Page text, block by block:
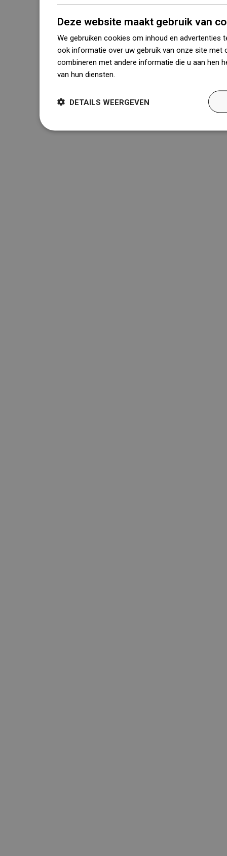
Deze website maakt gebruik van
We gebruiken cookies om inhoud en advertenties
ook informatie over uw gebruik van onze site met
combineren met andere informatie die u aan hen
van hun diensten.
DETAILS WEERGEVEN